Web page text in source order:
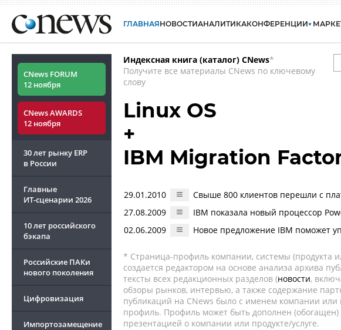
ГЛАВНАЯНОВОСТИАНАЛИТИКАКОНФЕРЕНЦИИ
CNews FORUM
12 ноября
CNews AWARDS
12 ноября
30 лет рынку ERP
в России
Главные
ИТ-сценарии 2026
10 лет российского
бэкапа
Российские ПАКи
нового поколения
Цифровизация
Импортозамещение
Индексная книга (каталог) CNews*
Получите все материалы CNews по ключевому
слову
Linux OS
+
IBM Migration
29.01.2010
Свыше 800 клиентов перешли с
27.08.2009
IBM показала новый процессор
02.06.2009
Новое предложение IBM поможет
* Страница-профиль компании, системы (продукта
создается редактором на основе анализа архива
тексты всех редакционных разделов (новости,
обзоры рынков, интервью, а также содержание
публикаций на CNews было с именем компании или
профиль. Профиль может быть дополнен
презентацией о компании или продукте/услуге.